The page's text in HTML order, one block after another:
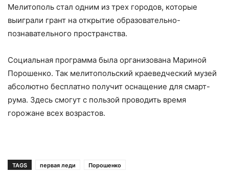
Мелитополь стал одним из трех городов, которые
выиграли грант на открытие образовательно-
познавательного пространства.
Социальная программа была организована Мариной
Порошенко. Так мелитопольский краеведческий музей
абсолютно бесплатно получит оснащение для смарт-
рума. Здесь смогут с пользой проводить время
горожане всех возрастов.
TAGS первая леди Порошенко